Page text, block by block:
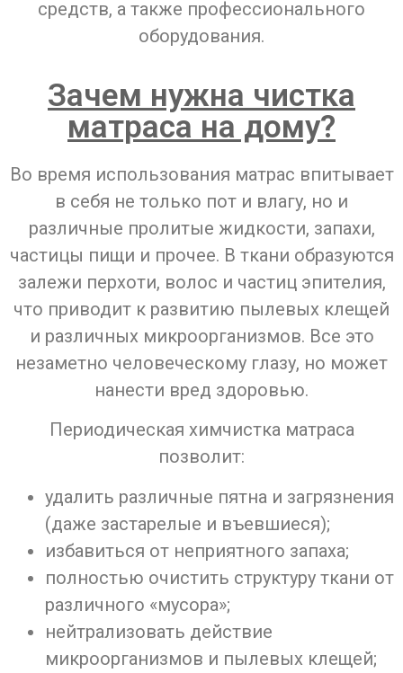
средств, а также профессионального
оборудования.
Зачем нужна чистка
матраса на дому?
Во время использования матрас впитывает
в себя не только пот и влагу, но и
различные пролитые жидкости, запахи,
частицы пищи и прочее. В ткани образуются
залежи перхоти, волос и частиц эпителия,
что приводит к развитию пылевых клещей
и различных микроорганизмов. Все это
незаметно человеческому глазу, но может
нанести вред здоровью.
Периодическая химчистка матраса
позволит:
удалить различные пятна и загрязнения
(даже застарелые и въевшиеся);
избавиться от неприятного запаха;
полностью очистить структуру ткани от
различного «мусора»;
нейтрализовать действие
микроорганизмов и пылевых клещей;